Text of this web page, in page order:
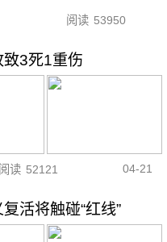
阅读 53950
致3死1重伤
阅读 52121 04-21
活将触碰“红线”